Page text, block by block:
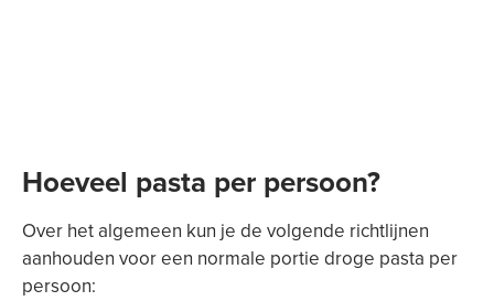
Hoeveel pasta per persoon?
Over het algemeen kun je de volgende richtlijnen
aanhouden voor een normale portie droge pasta per
persoon: